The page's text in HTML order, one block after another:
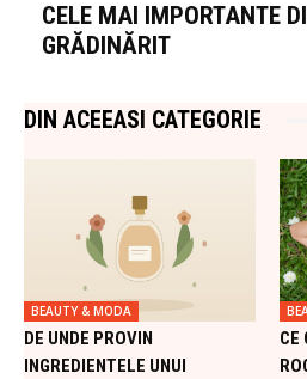
CELE MAI IMPORTANTE
GRĂDINĂRIT
DIN ACEEASI CATEGORIE
BEAUTY & MODA
DE UNDE PROVIN
INGREDIENTELE UNUI
CE